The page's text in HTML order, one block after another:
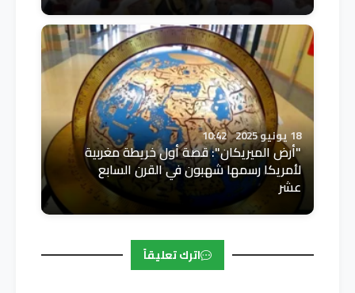
18 يونيو 2025 10:42
"أرض الميريكان": قصة أول خريطة مغربية
لأمريكا رسمها شهبون في القرن السابع
عشر
اترك تعليقاً